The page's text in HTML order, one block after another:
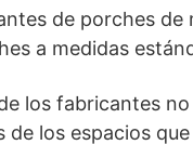
de porches de
a medidas
los fabricantes
de los espacios